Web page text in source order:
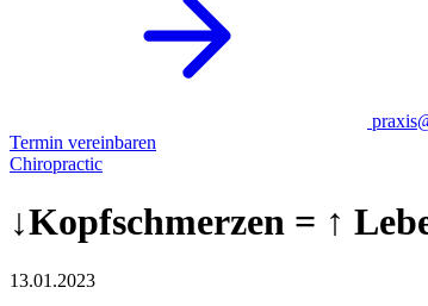
Termin vereinbaren
Chiropractic
↓Kopfschmerzen = ↑
13.01.2023